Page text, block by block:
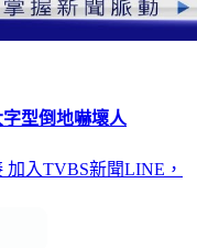
型倒地嚇壞人
加入TVBS新聞LINE，